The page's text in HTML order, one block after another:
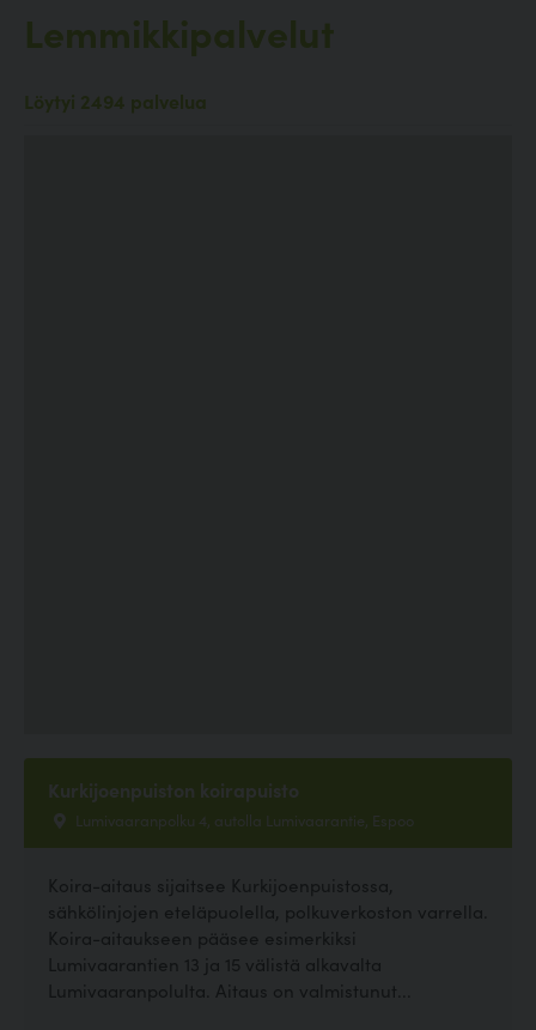
Lemmikkipalvelut
Löytyi 2494 palvelua
Kurkijoenpuiston koirapuisto
Lumivaaranpolku 4, autolla Lumivaarantie, Espoo
Koira-aitaus sijaitsee Kurkijoenpuistossa,
sähkölinjojen eteläpuolella, polkuverkoston varrella.
Koira-aitaukseen pääsee esimerkiksi
Lumivaarantien 13 ja 15 välistä alkavalta
Lumivaaranpolulta. Aitaus on valmistunut...